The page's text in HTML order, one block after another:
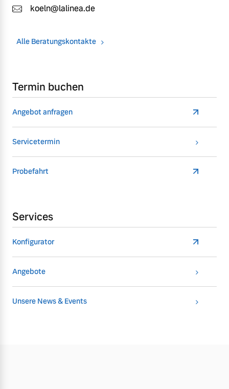
koeln@lalinea.de
Alle Beratungskontakte
Termin buchen
Angebot anfragen
Servicetermin
Probefahrt
Services
Konfigurator
Angebote
Unsere News & Events